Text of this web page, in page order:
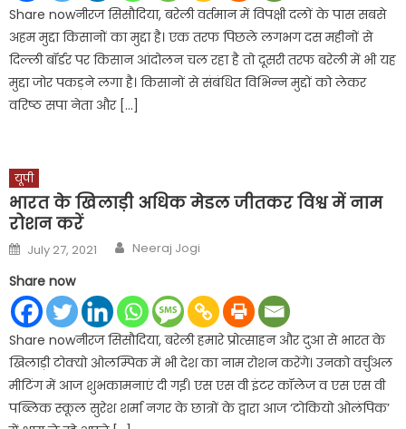
Share nowनीरज सिसौदिया, बरेली वर्तमान में विपक्षी दलों के पास सबसे
अहम मुद्दा किसानों का मुद्दा है। एक तरफ पिछले लगभग दस महीनों से
दिल्‍ली बॉर्डर पर किसान आंदोलन चल रहा है तो दूसरी तरफ बरेली में भी यह
मुद्दा जोर पकड़ने लगा है। किसानों से संबंधित विभिन्‍न मुद्दों को लेकर
वरिष्ठ सपा नेता और […]
यूपी
भारत के खिलाड़ी अधिक मेडल जीतकर विश्व में नाम
रोशन करें
Posted
on
July 27, 2021 Author
Neeraj Jogi
Share now
Share nowनीरज सिसौदिया, बरेली हमारे प्रोत्साहन और दुआ से भारत के
खिलाड़ी टोक्यो ओलम्पिक में भी देश का नाम रोशन करेंगे। उनको वर्चुअल
मीटिंग में आज शुभकामनाएं दी गईं। एस एस वी इंटर कॉलेज व एस एस वी
पब्लिक स्कूल सुरेश शर्मा नगर के छात्रों के द्वारा आज ‘टोकियो ओलंपिक’